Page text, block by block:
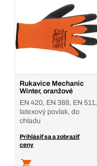
Rukavice Mechanic
Winter, oranžové
EN 420, EN 388, EN 511,
latexový povlak, do
chladu
Prihlásiť sa a zobraziť
ceny